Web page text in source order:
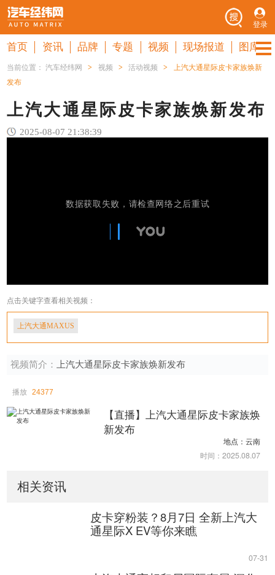
登录
首页 资讯 品牌 专题 视频 现场报道 图库
当前位置：汽车经纬网 > 视频 > 活动视频 >
上汽大通星际皮卡家族焕新
发布
上汽大通星际皮卡家族焕新发布
2025-08-07 21:38:39
数据获取失败，请检查网络之后重试
点击关键字查看相关视频：
上汽大通MAXUS
视频简介： 上汽大通星际皮卡家族焕新发布
播放 24377
上汽大通星际皮卡家族焕
新发布
地点：云南
时间：2025.08.07
相关资讯
皮卡穿粉装？8月7日 全新上汽大
通星际X EV等你来瞧
07-31